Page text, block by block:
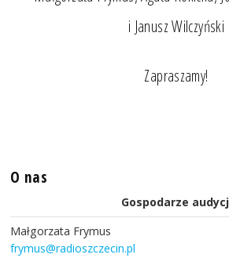
i Janusz Wilczyński
Zapraszamy!
O nas
Gospodarze
Małgorzata Frymus
frymus@radioszczecin.pl